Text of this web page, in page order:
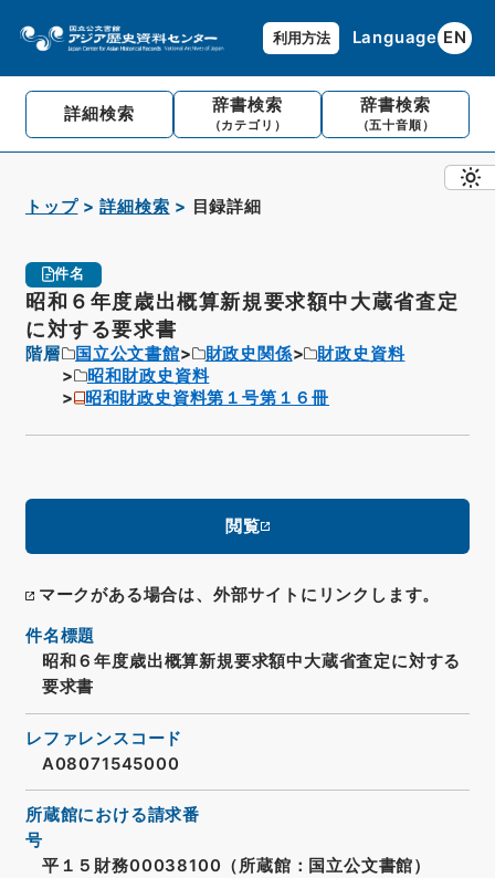
利用方法 Language EN
詳細検索 辞書検索
（カテゴリ）
辞書検索
（五十音順）
トップ 詳細検索 目録詳細
件名
昭和６年度歳出概算新規要求額中大蔵省査定
に対する要求書
階層 国立公文書館 財政史関係
財政史資料
昭和財政史資料
昭和財政史資料第１号第１６冊
閲覧
マークがある場合は、外部サイトにリンクします。
件名標題
昭和６年度歳出概算新規要求額中大蔵省査定に対する
要求書
レファレンスコード
A08071545000
所蔵館における請求番
号
平１５財務00038100（所蔵館：国立公文書館）